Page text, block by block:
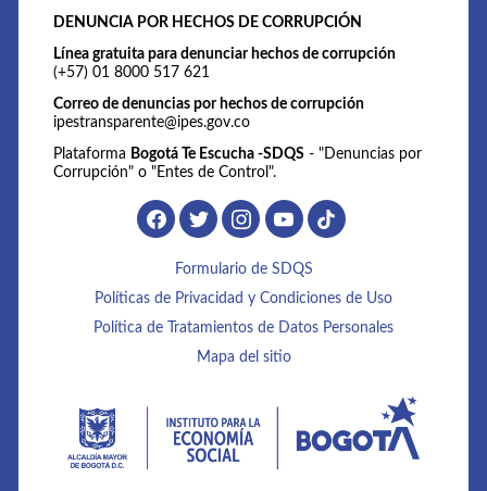
DENUNCIA POR HECHOS DE CORRUPCIÓN
Línea gratuita para denunciar hechos de corrupción
(+57) 01 8000 517 621
Correo de denuncias por hechos de corrupción
ipestransparente@ipes.gov.co
Plataforma Bogotá Te Escucha -SDQS - "Denuncias por
Corrupción" o "Entes de Control".
Formulario de SDQS
Políticas de Privacidad y Condiciones de Uso
Política de Tratamientos de Datos Personales
Mapa del sitio